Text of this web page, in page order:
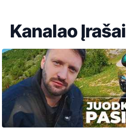
Kanalao Įrašai